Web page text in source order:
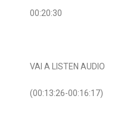
00:20:30
VAI A LISTEN AUDIO
(00:13:26-00:16:17)